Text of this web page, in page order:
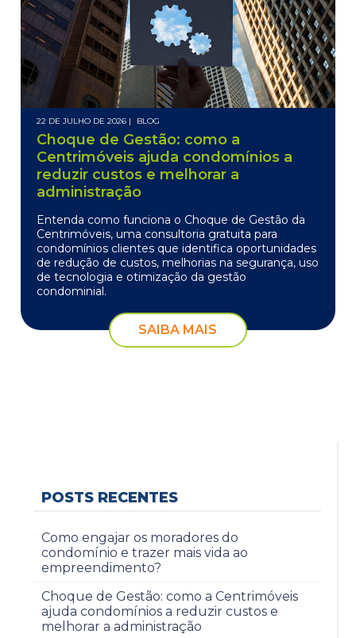
22 DE JULHO DE 2026 | BLOG
Choque de Gestão: como a
Centrimóveis ajuda condomínios a
reduzir custos e melhorar a
administração
Entenda como funciona o Choque de Gestão da
Centrimóveis, uma consultoria gratuita para
condomínios clientes que identifica oportunidades
de redução de custos, melhorias na segurança, uso
de tecnologia e otimização da gestão
condominial.
SAIBA MAIS
POSTS RECENTES
Como engajar os moradores do
condomínio e trazer mais vida ao
empreendimento?
Choque de Gestão: como a Centrimóveis
ajuda condomínios a reduzir custos e
melhorar a administração